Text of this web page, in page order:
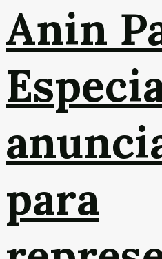
Anin
para